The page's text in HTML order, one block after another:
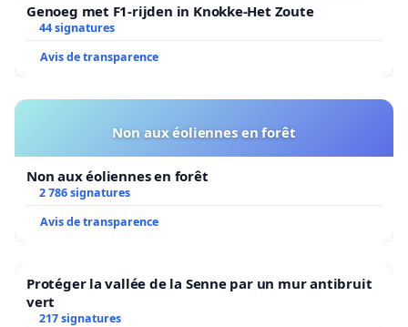
Genoeg met F1-rijden in Knokke-Het Zoute
44 signatures
Avis de transparence
Non aux éoliennes en forêt
Non aux éoliennes en forêt
2 786 signatures
Avis de transparence
Protéger la vallée de la Senne par un mur antibruit
vert
217 signatures